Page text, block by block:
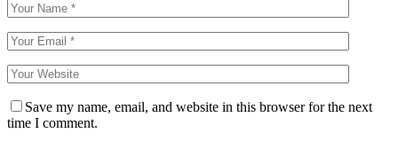
Save my name, email, and website in this browser for the next
time I comment.